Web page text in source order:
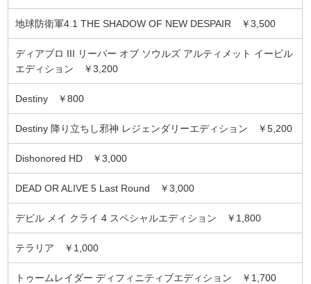
地球防衛軍4.1 THE SHADOW OF NEW DESPAIR ￥3,500
ディアブロ III リーパー オブ ソウルズ アルティメット イービル
エディション ￥3,200
Destiny ￥800
Destiny 降り立ちし邪神 レジェンダリーエディション ￥5,200
Dishonored HD ￥3,000
DEAD OR ALIVE 5 Last Round ￥3,000
デビル メイ クライ 4 スペシャルエディション ￥1,800
テラリア ￥1,000
トゥームレイダー ディフィニティブエディション ￥1,700